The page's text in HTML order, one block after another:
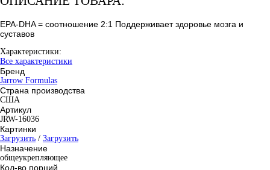
EPA-DHA = соотношение 2:1 Поддерживает здоровье мозга и
суставов
Характеристики:
Все характеристики
Бренд
Jarrow Formulas
Страна производства
США
Артикул
JRW-16036
Картинки
Загрузить / Загрузить
Назначение
общеукрепляющее
Кол-во порций